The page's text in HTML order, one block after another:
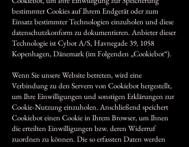
bestimmter Cookies auf Ihrem Endgerät oder zum
Einsatz bestimmter Technologien einzuholen und diese
datenschutzkonform zu dokumentieren. Anbieter dieser
Technologie ist Cybot A/S, Havnegade 39, 1058
Kopenhagen, Dänemark (im Folgenden „Cookiebot“).
Wenn Sie unsere Website betreten, wird eine
Verbindung zu den Servern von Cookiebot hergestellt,
um Ihre Einwilligungen und sonstigen Erklärungen zur
Cookie-Nutzung einzuholen. Anschließend speichert
Cookiebot einen Cookie in Ihrem Browser, um Ihnen
die erteilten Einwilligungen bzw. deren Widerruf
zuordnen zu können. Die so erfassten Daten werden